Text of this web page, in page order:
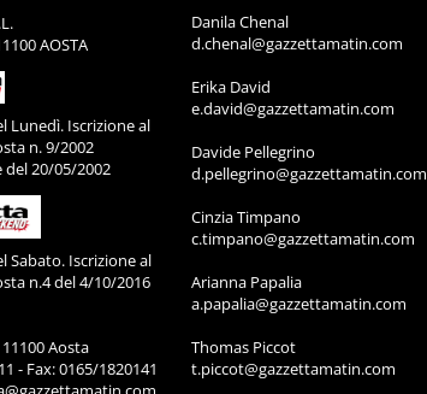
AOSTA
Lunedì. Iscrizione al
n. 9/2002
20/05/2002
Sabato. Iscrizione al
n.4 del 4/10/2016
Aosta
- Fax: 0165/1820141
Danila Chenal
d.chenal@gazzettamatin.com
Erika David
e.david@gazzettamatin.com
Davide Pellegrino
d.pellegrino@gazzettamatin.com
Cinzia Timpano
c.timpano@gazzettamatin.com
Arianna Papalia
a.papalia@gazzettamatin.com
Thomas Piccot
t.piccot@gazzettamatin.com